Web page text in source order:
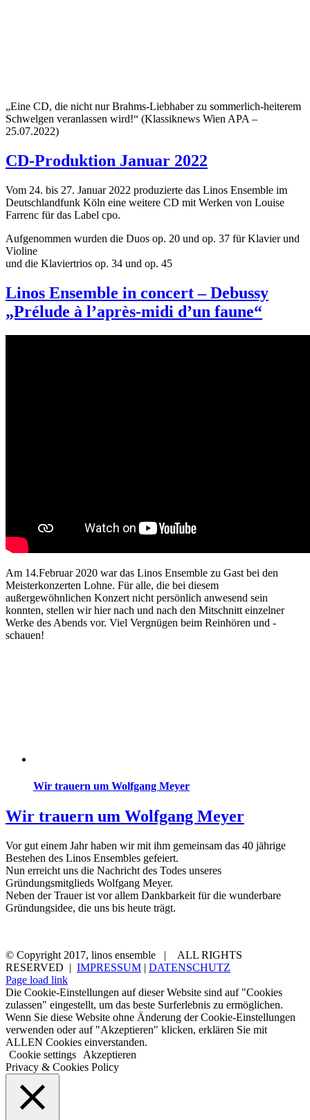
„Eine CD, die nicht nur Brahms-Liebhaber zu sommerlich-heiterem
Schwelgen veranlassen wird!“ (Klassiknews Wien APA –
25.07.2022)
CD-Produktion Januar 2022
Vom 24. bis 27. Januar 2022 produzierte das Linos Ensemble im
Deutschlandfunk Köln eine weitere CD mit Werken von Louise
Farrenc für das Label cpo.
Aufgenommen wurden die Duos op. 20 und op. 37 für Klavier und
Violine
und die Klaviertrios op. 34 und op. 45
Linos Ensemble in concert – Debussy
„Prélude à l’après-midi d’un faune“
Am 14.Februar 2020 war das Linos Ensemble zu Gast bei den
Meisterkonzerten Lohne. Für alle, die bei diesem
außergewöhnlichen Konzert nicht persönlich anwesend sein
konnten, stellen wir hier nach und nach den Mitschnitt einzelner
Werke des Abends vor. Viel Vergnügen beim Reinhören und -
schauen!
Wir trauern um Wolfgang Meyer
Wir trauern um Wolfgang Meyer
Vor gut einem Jahr haben wir mit ihm gemeinsam das 40 jährige
Bestehen des Linos Ensembles gefeiert.
Nun erreicht uns die Nachricht des Todes unseres
Gründungsmitglieds Wolfgang Meyer.
Neben der Trauer ist vor allem Dankbarkeit für die wunderbare
Gründungsidee, die uns bis heute trägt.
© Copyright 2017, linos ensemble | ALL RIGHTS
RESERVED | IMPRESSUM | DATENSCHUTZ
Page load link
Die Cookie-Einstellungen auf dieser Website sind auf "Cookies
zulassen" eingestellt, um das beste Surferlebnis zu ermöglichen.
Wenn Sie diese Website ohne Änderung der Cookie-Einstellungen
verwenden oder auf "Akzeptieren" klicken, erklären Sie mit
ALLEN Cookies einverstanden.
Cookie settings
Akzeptieren
Privacy & Cookies Policy